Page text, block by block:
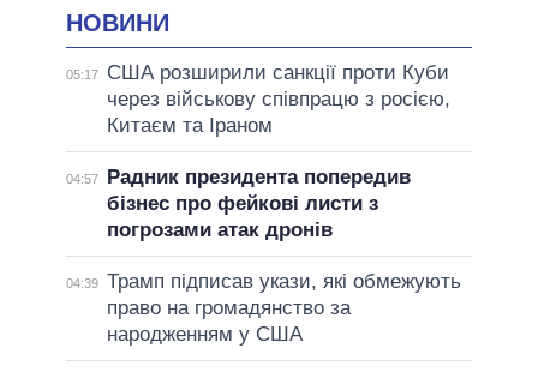
НОВИНИ
05:17
США розширили санкції проти Куби
через військову співпрацю з росією,
Китаєм та Іраном
04:57
Радник президента попередив
бізнес про фейкові листи з
погрозами атак дронів
04:39 Трамп підписав укази, які обмежують
право на громадянство за
народженням у США